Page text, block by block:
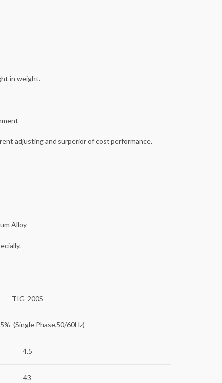
in weight.
adjusting and surperior of cost performance.
Alloy
TIG-200S
(Single Phase,50/60Hz)
4.5
43